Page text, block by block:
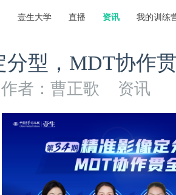
壹生大学 直播 资讯 我的训练
分型，MDT协作
作者：曹正歌 资讯